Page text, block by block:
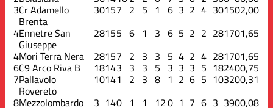
3Cr Adamello
Brenta
30157 2 5 1 6 3 2 4 301502,00
4Ennetre San
Giuseppe
28155 6 1 3 6 5 2 2 281701,65
4Mori Terra Nera 28157 2 3 3 5 4 2 4 281701,65
6C9 Arco Riva B 18143 3 3 5 3 3 3 5 182400,75
7Pallavolo
Rovereto
10141 2 3 8 1 2 6 5 103200,31
8Mezzolombardo 3 140 1 1 120 1 7 6 3 3900,08